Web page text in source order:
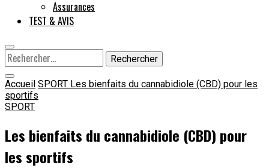
Assurances
TEST & AVIS
Rechercher :
Accueil SPORT Les bienfaits du cannabidiole (CBD) pour les
sportifs
SPORT
Les bienfaits du cannabidiole (CBD) pour
les sportifs